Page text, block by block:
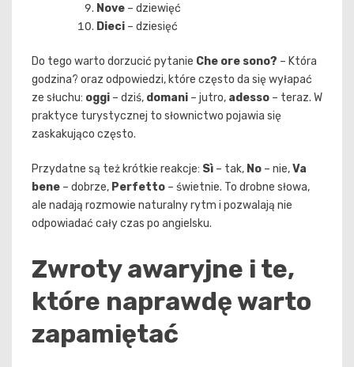
Nove – dziewięć
Dieci – dziesięć
Do tego warto dorzucić pytanie Che ore sono? – Która
godzina? oraz odpowiedzi, które często da się wyłapać
ze słuchu: oggi – dziś, domani – jutro, adesso – teraz. W
praktyce turystycznej to słownictwo pojawia się
zaskakująco często.
Przydatne są też krótkie reakcje: Sì – tak, No – nie,Va
bene – dobrze, Perfetto – świetnie. To drobne słowa,
ale nadają rozmowie naturalny rytm i pozwalają nie
odpowiadać cały czas po angielsku.
Zwroty awaryjne i te,
które naprawdę warto
zapamiętać